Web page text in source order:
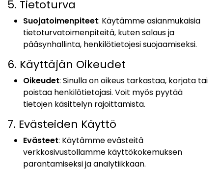
5. Tietoturva
Suojatoimenpiteet: Käytämme asianmukaisia
tietoturvatoimenpiteitä, kuten salaus ja
pääsynhallinta, henkilötietojesi suojaamiseksi.
6. Käyttäjän Oikeudet
Oikeudet: Sinulla on oikeus tarkastaa, korjata tai
poistaa henkilötietojasi. Voit myös pyytää
tietojen käsittelyn rajoittamista.
7. Evästeiden Käyttö
Evästeet: Käytämme evästeitä
verkkosivustollamme käyttökokemuksen
parantamiseksi ja analytiikkaan.